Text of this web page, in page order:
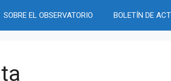
SOBRE EL OBSERVATORIO BOLETÍN DE